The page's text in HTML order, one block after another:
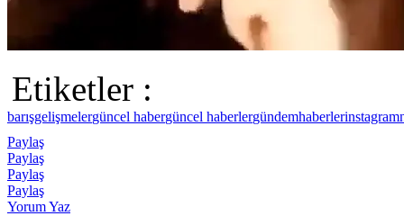
Etiketler :
barışgelişmelergüncel habergüncel haberlergündemhaberlerinstagram
Paylaş
Paylaş
Paylaş
Paylaş
Yorum Yaz